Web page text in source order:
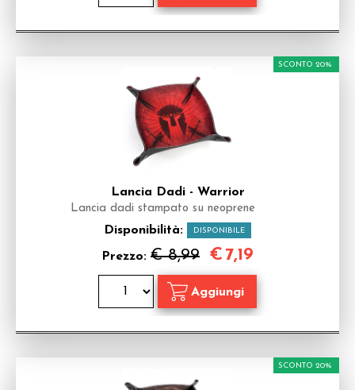
Lancia Dadi - Warrior
Lancia dadi stampato su neoprene
Disponibilità: DISPONIBILE
Prezzo: € 8,99
SCONTO 20%
€ 7,19
SCONTO 20%